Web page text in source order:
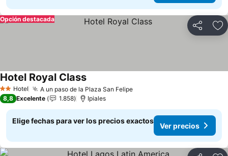
Compartir
Opción destacada
2 Estrellas
Hotel A un paso de la Plaza San FelipeVer precios
Hotel Royal ClassVer precios
8,8 Excelente 1.858 Ipiales
Elige fechas para ver los precios exactos
Ver precios